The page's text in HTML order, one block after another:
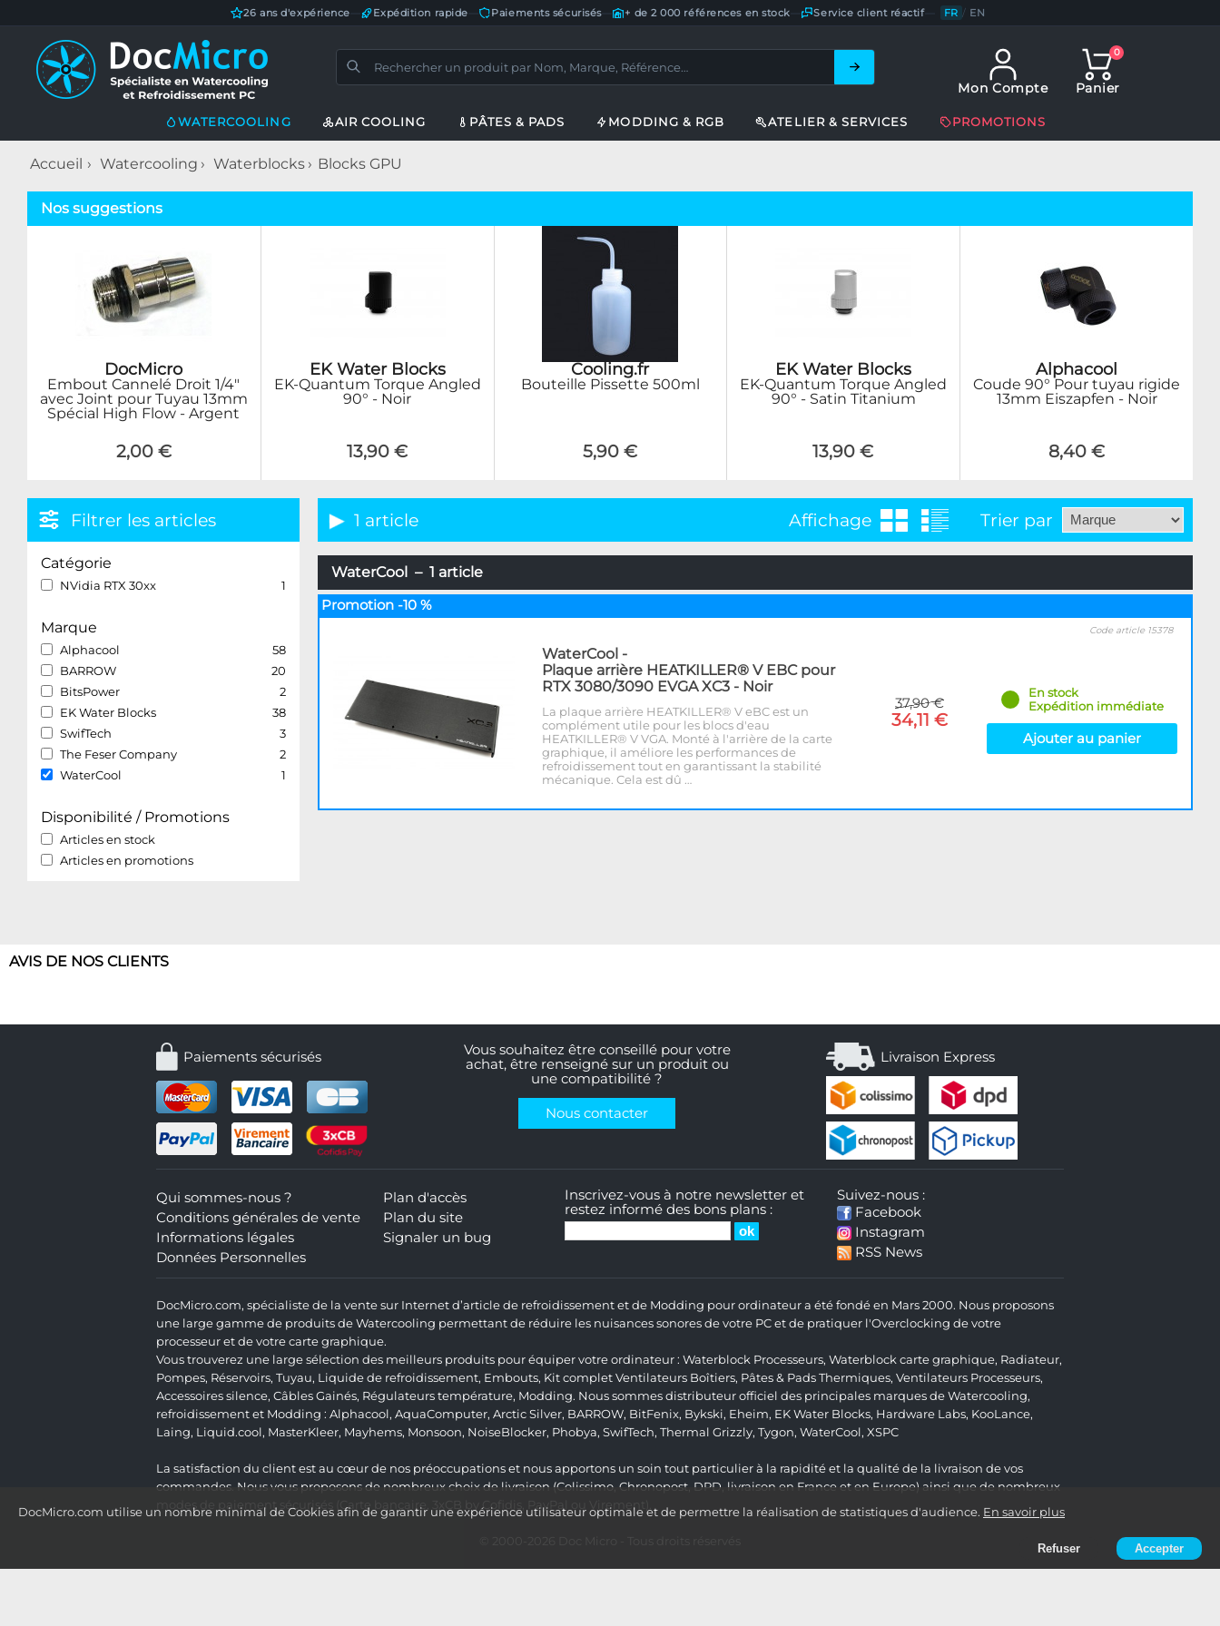
DocMicro.com utilise un nombre minimal de Cookies afin de garantir une expérience utilisateur optimale et de permettre la réalisation de statistiques d'audience. En savoir plus
Refuser Accepter
26 ans d'expérience Expédition rapide Paiements sécurisés— + de 2 000 références en stock Service client réactif— FR / EN
Mon Compte
0
Panier
WATERCOOLING AIR COOLING PÂTES & PADS MODDING & RGB ATELIER & SERVICES PROMOTIONS
Accueil Watercooling Waterblocks Blocks GPU
Nos suggestions
DocMicro
Embout Cannelé Droit 1/4"
avec Joint pour Tuyau 13mm
Spécial High Flow - Argent
2,00 €
EK Water Blocks
EK-Quantum Torque Angled
90° - Noir
13,90 €
Cooling.fr
Bouteille Pissette 500ml
5,90 €
EK Water Blocks
EK-Quantum Torque Angled
90° - Satin Titanium
13,90 €
Alphacool
Coude 90° Pour tuyau rigide
13mm Eiszapfen - Noir
8,40 €
Filtrer les articles
Catégorie
NVidia RTX 30xx 1
Marque
Alphacool
58
BARROW
20
BitsPower
2
EK Water Blocks
38
SwifTech
3
The Feser Company
2
WaterCool
1
Disponibilité / Promotions
Articles en stock
Articles en promotions
1 article Affichage Trier par
WaterCool – 1 article
Promotion -10 %
WaterCool -
Plaque arrière HEATKILLER® V EBC pour
RTX 3080/3090 EVGA XC3 - Noir
La plaque arrière HEATKILLER® V eBC est un
complément utile pour les blocs d'eau
HEATKILLER® V VGA. Monté à l'arrière de la carte
graphique, il améliore les performances de
refroidissement tout en garantissant la stabilité
mécanique. Cela est dû …
37,90 €
34,11 €
Code article 15378
En stock
Expédition immédiate
Ajouter au panier
AVIS DE NOS CLIENTS
Paiements sécurisés
Vous souhaitez être conseillé pour votre
achat, être renseigné sur un produit ou
une compatibilité ?
Nous contacter
Livraison Express
Qui sommes-nous ?
Conditions générales de vente
Informations légales
Données Personnelles
Plan d'accès
Plan du site
Signaler un bug
Inscrivez-vous à notre newsletter et
restez informé des bons plans :
Suivez-nous :
Facebook
Instagram
RSS News
DocMicro.com, spécialiste de la vente sur Internet d’article de refroidissement et de Modding pour ordinateur a été fondé en Mars 2000. Nous proposons
une large gamme de produits de Watercooling permettant de réduire les nuisances sonores de votre PC et de pratiquer l'Overclocking de votre
processeur et de votre carte graphique.
Vous trouverez une large sélection des meilleurs produits pour équiper votre ordinateur : Waterblock Processeurs, Waterblock carte graphique, Radiateur,
Pompes, Réservoirs, Tuyau, Liquide de refroidissement, Embouts, Kit complet Ventilateurs Boîtiers, Pâtes & Pads Thermiques, Ventilateurs Processeurs,
Accessoires silence, Câbles Gainés, Régulateurs température, Modding. Nous sommes distributeur officiel des principales marques de Watercooling,
refroidissement et Modding : Alphacool, AquaComputer, Arctic Silver, BARROW, BitFenix, Bykski, Eheim, EK Water Blocks, Hardware Labs, KooLance,
Laing, Liquid.cool, MasterKleer, Mayhems, Monsoon, NoiseBlocker, Phobya, SwifTech, Thermal Grizzly, Tygon, WaterCool, XSPC
La satisfaction du client est au cœur de nos préoccupations et nous apportons un soin tout particulier à la rapidité et la qualité de la livraison de vos
commandes. Nous vous proposons de nombreux choix de livraison (Colissimo, Chronopost, DPD, livraison en France et en Europe) ainsi que de nombreux
modes de paiement sécurisés (Carte bancaire, 3xCB by Cofidis, PayPal ou Virement).